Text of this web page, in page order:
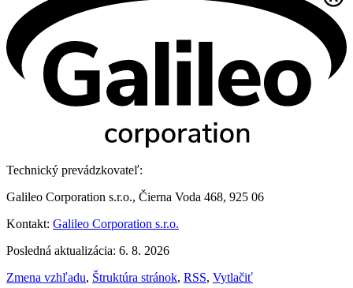
Technický prevádzkovateľ:
Galileo Corporation s.r.o., Čierna Voda 468, 925 06
Kontakt: Galileo Corporation s.r.o.
Posledná aktualizácia: 6. 8. 2026
Zmena vzhľadu, Štruktúra stránok, RSS, Vytlačiť